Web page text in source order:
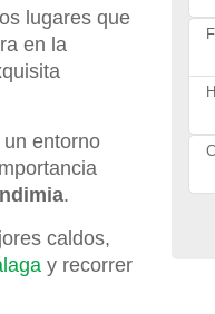
lugares que
en la
un entorno
.
caldos,
y recorrer